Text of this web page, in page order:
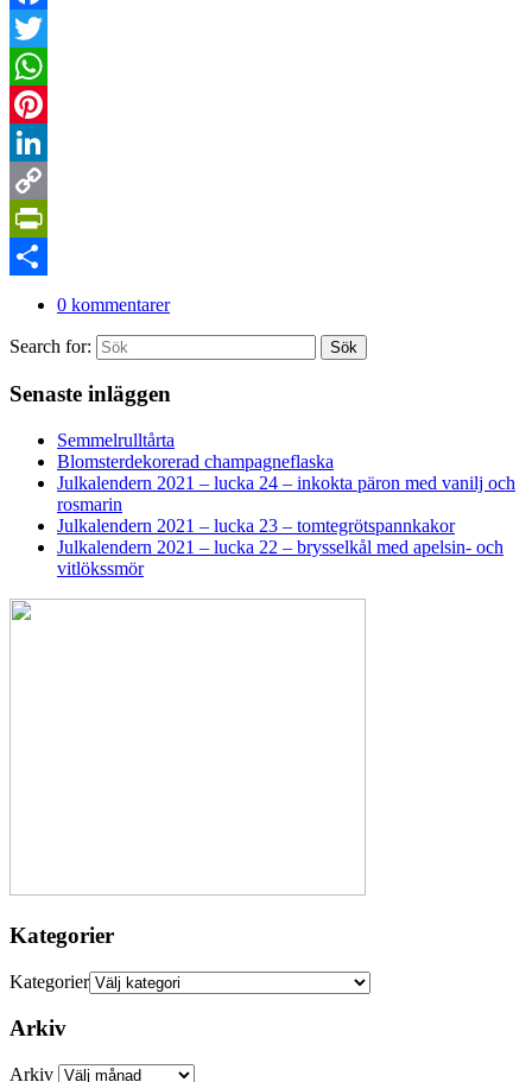
Facebook
Twitter
WhatsApp
Pinterest
LinkedIn
Copy
Link
PrintFriendly
0 kommentarer
Search for: Sök
Senaste inläggen
Semmelrulltårta
Blomsterdekorerad champagneflaska
Julkalendern 2021 – lucka 24 – inkokta päron med vanilj och
rosmarin
Julkalendern 2021 – lucka 23 – tomtegrötspannkakor
Julkalendern 2021 – lucka 22 – brysselkål med apelsin- och
vitlökssmör
Kategorier
Kategorier
Arkiv
Arkiv